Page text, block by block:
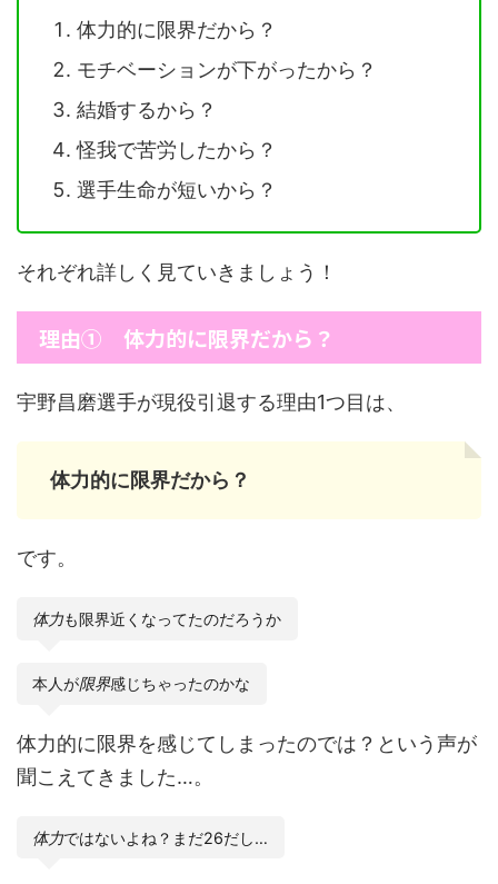
体力的に限界だから？
モチベーションが下がったから？
結婚するから？
怪我で苦労したから？
選手生命が短いから？
それぞれ詳しく見ていきましょう！
理由① 体力的に限界だから？
宇野昌磨選手が現役引退する理由1つ目は、
体力的に限界だから？
です。
体力も限界近くなってたのだろうか
本人が限界感じちゃったのかな
体力的に限界を感じてしまったのでは？という声が
聞こえてきました…。
体力ではないよね？まだ26だし…